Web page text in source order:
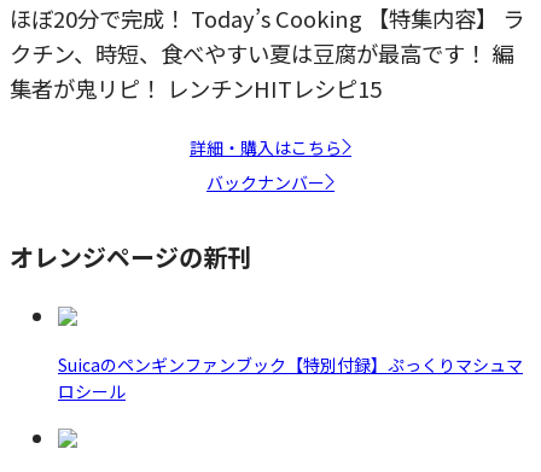
ほぼ20分で完成！ Today’s Cooking 【特集内容】 ラ
クチン、時短、食べやすい夏は豆腐が最高です！ 編
集者が鬼リピ！ レンチンHITレシピ15
詳細・購入はこちら
バックナンバー
オレンジページの新刊
Suicaのペンギンファンブック【特別付録】ぷっくりマシュマ
ロシール